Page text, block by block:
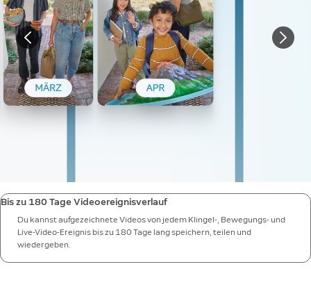
Bis zu 180 Tage Videoereignisverlauf
Du kannst aufgezeichnete Videos von jedem Klingel-, Bewegungs- und
Live-Video-Ereignis bis zu 180 Tage lang speichern, teilen und
wiedergeben.